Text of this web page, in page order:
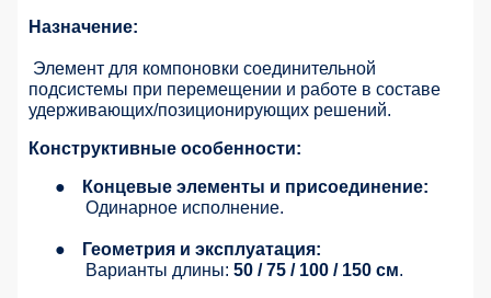
Назначение:
Элемент для компоновки соединительной
подсистемы при перемещении и работе в составе
удерживающих/позиционирующих решений.
Конструктивные особенности:
●
Концевые элементы и присоединение:
Одинарное исполнение.
●
Геометрия и эксплуатация:
Варианты длины: 50 / 75 / 100 / 150 см.